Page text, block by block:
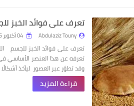
تعرف على فوائد الخبز
Abdulaziz Touny
تعرف على فوائد الخبز للجسم
تعرفه عن هذا العنصر الأساسي
وقد تطوّر عبر العصور ليأخذ
قراءة المزيد